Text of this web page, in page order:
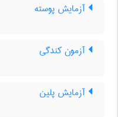
آزمایش پوسته
آزمون کندگی
آزمایش پلین